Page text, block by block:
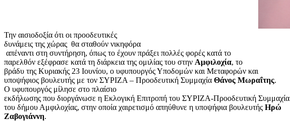
Την αισιοδοξία ότι οι προοδευτικές
δυνάμεις της χώρας θα σταθούν νικηφόρα
απέναντι στη συντήρηση, όπως το έχουν πράξει πολλές φορές κατά το
παρελθόν εξέφρασε κατά τη διάρκεια της ομιλίας του στην Αμφιλοχία, το
βράδυ της Κυριακής 23 Ιουνίου, ο υφυπουργός Υποδομών και Μεταφορών και
υποψήφιος βουλευτής με τον ΣΥΡΙΖΑ – Προοδευτική Συμμαχία Θάνος Μωραΐτης.
Ο υφυπουργός μίλησε στο πλαίσιο
εκδήλωσης που διοργάνωσε η Εκλογική Επιτροπή του ΣΥΡΙΖΑ-Προοδευτική Συμμαχία
του δήμου Αμφιλοχίας, στην οποία χαιρετισμό απηύθυνε η υποψήφια βουλευτής Ηρώ
Ζαβογιάννη.